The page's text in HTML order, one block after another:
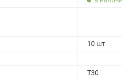
10 шт
T30